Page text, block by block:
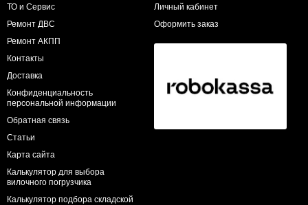
ТО и Сервис
​Ремонт ДВС
Ремонт АКПП
Контакты
Доставка
Конфиденциальность
персональной информации
Обратная связь
Статьи
Карта сайта
Калькулятор для выбора
вилочного погрузчика
Калькулятор подбора складской
Личный кабинет
Оформить заказ